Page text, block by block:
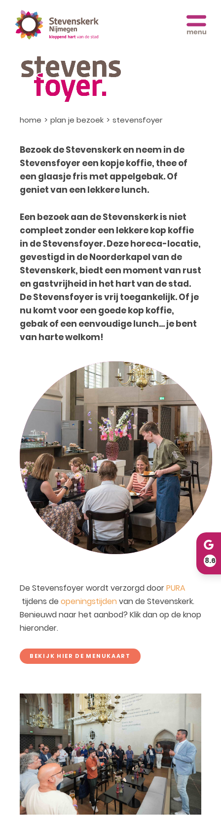
home plan je bezoek stevensfoyer
Bezoek de Stevenskerk en neem in de
Stevensfoyer een kopje koffie, thee of
een glaasje fris met appelgebak. Of
geniet van een lekkere lunch.
Een bezoek aan de Stevenskerk is niet
compleet zonder een lekkere kop koffie
in de Stevensfoyer. Deze horeca-locatie,
gevestigd in de Noorderkapel van de
Stevenskerk, biedt een moment van rust
en gastvrijheid in het hart van de stad.
De Stevensfoyer is vrij toegankelijk. Of je
nu komt voor een goede kop koffie,
gebak of een eenvoudige lunch... je bent
van harte welkom!
De Stevensfoyer wordt verzorgd doorPURA
tijdens de openingstijdenvan de Stevenskerk.
Benieuwd naar het aanbod? Klik dan op de knop
hieronder.
BEKIJK HIER DE MENUKAART
8.6